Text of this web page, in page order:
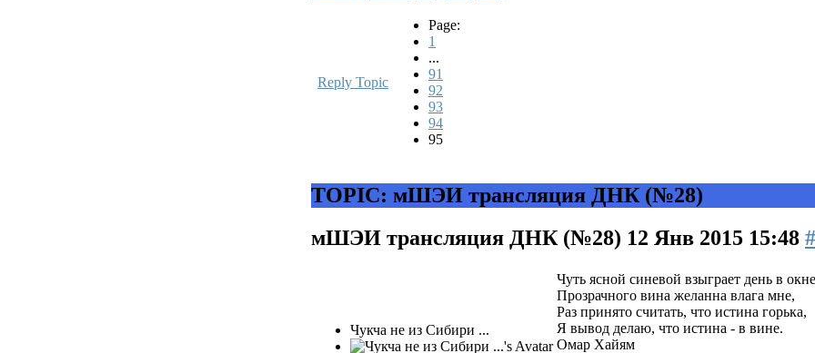
Reply Topic
Page:
1
...
91
92
93
94
95
TOPIC: мШЭИ трансляция ДНК (№28)
мШЭИ трансляция ДНК (№28) 12 Янв 2015 15:48
Чукча не из Сибири ...
Чуть ясной синевой взыграет день в
Прозрачного вина желанна влага мне,
Раз принято считать, что истина горька,
Я вывод делаю, что истина - в вине.
Омар Хайям